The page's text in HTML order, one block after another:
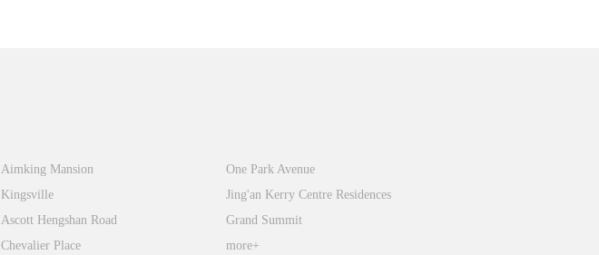
Aimking Mansion
Kingsville
Ascott Hengshan Road
Chevalier Place
One Park Avenue
Jing'an Kerry Centre Residences
Grand Summit
more+